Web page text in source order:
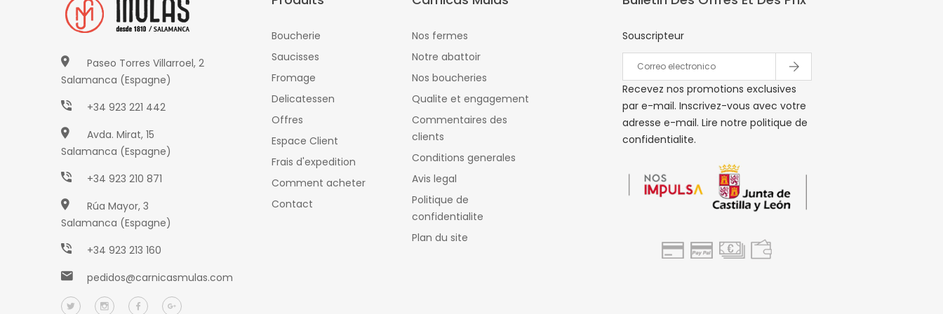
Paseo Torres Villarroel, 2
Salamanca (Espagne)
+34 923 221 442
Avda. Mirat, 15
Salamanca (Espagne)
+34 923 210 871
Rúa Mayor, 3
Salamanca (Espagne)
+34 923 213 160
pedidos@carnicasmulas.com
Boucherie
Saucisses
Fromage
Delicatessen
Offres
Espace Client
Frais d'expedition
Comment acheter
Contact
Nos fermes
Notre abattoir
Nos boucheries
Qualite et engagement
Commentaires des
clients
Conditions generales
Avis legal
Politique de
confidentialite
Plan du site
Souscripteur
Recevez nos promotions exclusives
par e-mail. Inscrivez-vous avec votre
adresse e-mail. Lire notre politique de
confidentialite.